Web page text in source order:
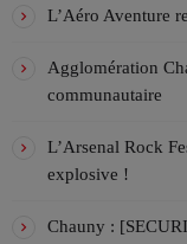
L’Aéro Aventure
Agglomération
communautaire
L’Arsenal Rock
explosive !
Chauny :